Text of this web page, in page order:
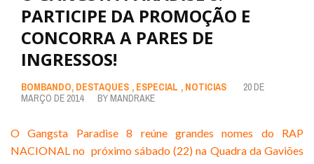
PARTICIPE DA PROMOÇÃO E
CONCORRA A PARES DE
INGRESSOS!
BOMBANDO, DESTAQUES , ESPECIAL , NOTICIAS
20 DE
MARÇO DE 2014
BY MANDRAKE
O Gangsta Paradise 8 reúne grandes nomes do RAP
NACIONAL no próximo sábado (22) na Quadra da Gaviões